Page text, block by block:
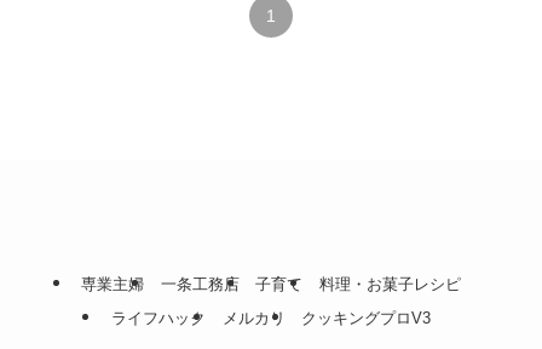
1
専業主婦 一条工務店 子育て
料理・お菓子レシピ
ライフハック
メルカリ クッキングプロV3